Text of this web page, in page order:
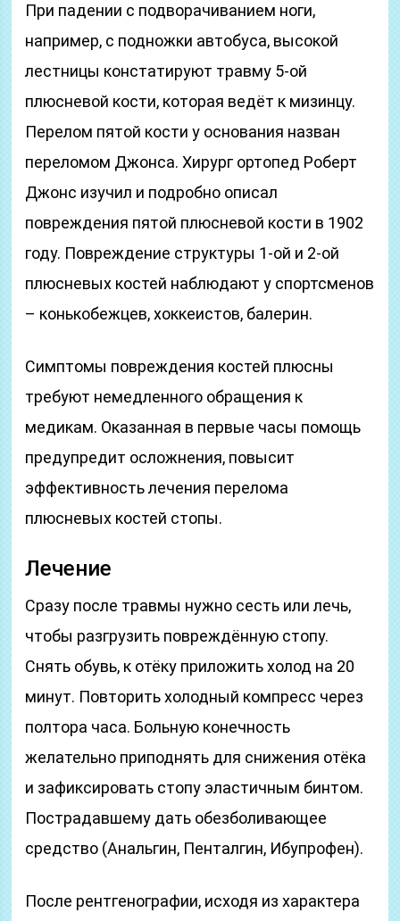
При падении с подворачиванием ноги,
например, с подножки автобуса, высокой
лестницы констатируют травму 5-ой
плюсневой кости, которая ведёт к мизинцу.
Перелом пятой кости у основания назван
переломом Джонса. Хирург ортопед Роберт
Джонс изучил и подробно описал
повреждения пятой плюсневой кости в 1902
году. Повреждение структуры 1-ой и 2-ой
плюсневых костей наблюдают у спортсменов
– конькобежцев, хоккеистов, балерин.
Симптомы повреждения костей плюсны
требуют немедленного обращения к
медикам. Оказанная в первые часы помощь
предупредит осложнения, повысит
эффективность лечения перелома
плюсневых костей стопы.
Лечение
Сразу после травмы нужно сесть или лечь,
чтобы разгрузить повреждённую стопу.
Снять обувь, к отёку приложить холод на 20
минут. Повторить холодный компресс через
полтора часа. Больную конечность
желательно приподнять для снижения отёка
и зафиксировать стопу эластичным бинтом.
Пострадавшему дать обезболивающее
средство (Анальгин, Пенталгин, Ибупрофен).
После рентгенографии, исходя из характера